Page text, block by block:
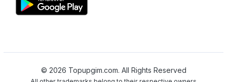
© 2026 Topupgim.com. All Rights Reserved